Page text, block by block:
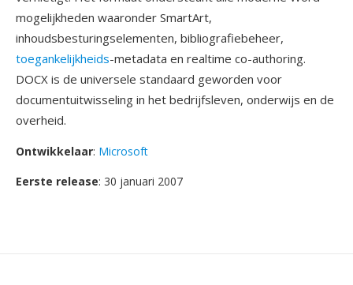
mogelijkheden waaronder SmartArt,
inhoudsbesturingselementen, bibliografiebeheer,
toegankelijkheids-metadata en realtime co-authoring.
DOCX is de universele standaard geworden voor
documentuitwisseling in het bedrijfsleven, onderwijs en de
overheid.
Ontwikkelaar: Microsoft
Eerste release: 30 januari 2007